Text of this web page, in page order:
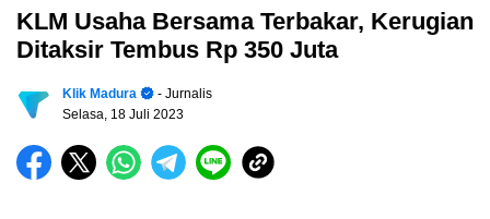
KLM Usaha Bersama Terbakar, Kerugian
Ditaksir Tembus Rp 350 Juta
Klik Madura
- Jurnalis
Selasa, 18 Juli 2023